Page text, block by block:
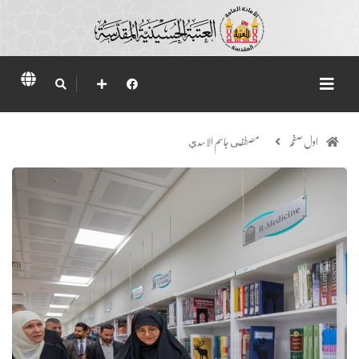
اول صفحہ مصطفى جاسم الاسدي